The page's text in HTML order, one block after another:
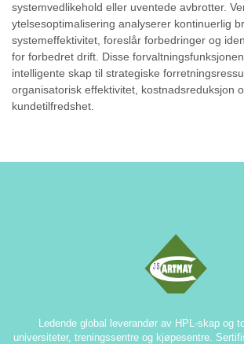
systemvedlikehold eller uventede avbrotter.
ytelsesoptimalisering analyserer kontinuerlig
systemeffektivitet, foreslår forbedringer og
for forbedret drift. Disse
intelligente skap til strategiske
organisatorisk effektivitet, kostnadsreduksjon
kundetilfredshet.
Ledende global leverandør av HPL-skap og
universiteter, treningssentre og kjøpesentre.